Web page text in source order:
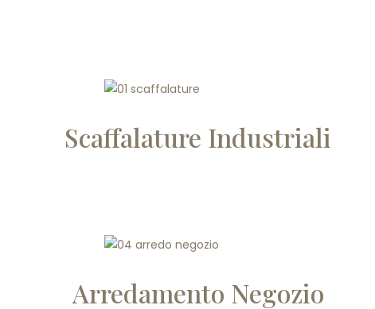
Scaffalature Industriali
Arredamento Negozio